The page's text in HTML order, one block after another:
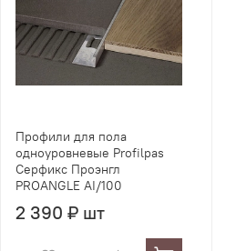
Профили для пола
одноуровневые Profilpas
Серфикс Проэнгл
PROANGLE AI/100
2 390 ₽ шт